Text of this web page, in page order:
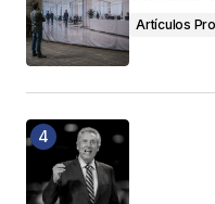
Artículos